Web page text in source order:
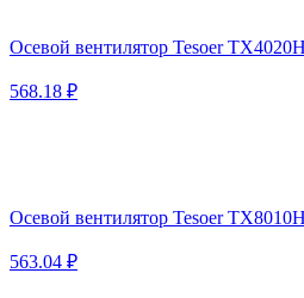
Осевой вентилятор Tesoer
568.18 ₽
Осевой вентилятор Tesoer
563.04 ₽